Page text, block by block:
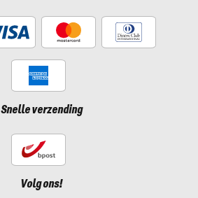
Snelle verzending
Volg ons!